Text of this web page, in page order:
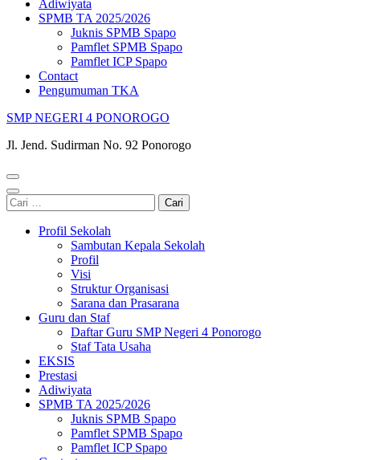
Adiwiyata
SPMB TA 2025/2026
Juknis SPMB Spapo
Pamflet SPMB Spapo
Pamflet ICP Spapo
Contact
Pengumuman TKA
SMP NEGERI 4 PONOROGO
Jl. Jend. Sudirman No. 92 Ponorogo
Cari
untuk:
Profil Sekolah
Sambutan Kepala Sekolah
Profil
Visi
Struktur Organisasi
Sarana dan Prasarana
Guru dan Staf
Daftar Guru SMP Negeri 4 Ponorogo
Staf Tata Usaha
EKSIS
Prestasi
Adiwiyata
SPMB TA 2025/2026
Juknis SPMB Spapo
Pamflet SPMB Spapo
Pamflet ICP Spapo